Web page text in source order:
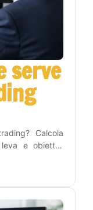
serve
Calcola
e obiettivi